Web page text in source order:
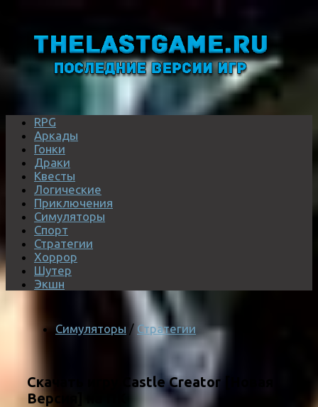
RPG
Аркады
Гонки
Драки
Квесты
Логические
Приключения
Симуляторы
Спорт
Стратегии
Хоррор
Шутер
Экшн
Симуляторы / Стратегии
Скачать игру Castle Creator [Новая
Версия] на ПК